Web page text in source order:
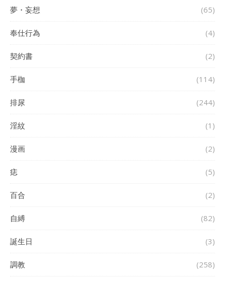
夢・妄想 (65)
奉仕行為 (4)
契約書 (2)
手枷 (114)
排尿 (244)
淫紋 (1)
漫画 (2)
痣 (5)
百合 (2)
自縛 (82)
誕生日 (3)
調教 (258)